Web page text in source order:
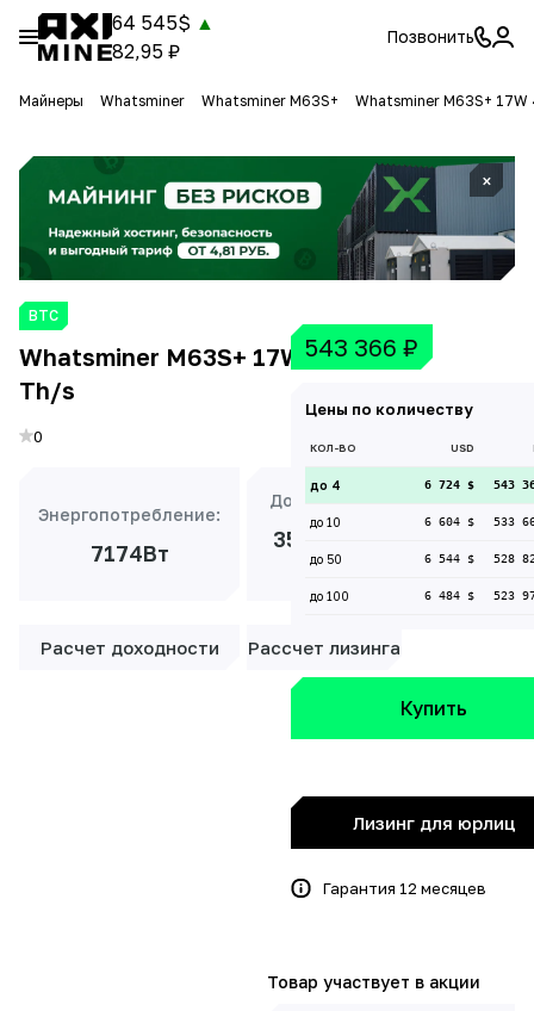
64 545$ ▲
82,95 ₽
Позвонить
Майнеры Whatsminer Whatsminer M63S+ Whatsminer M63S+
×
BTC
Whatsminer M63S+ 17W 422
Th/s
0
Энергопотребление:
7174Вт
Доходность:
35 508 ₽/
мес
Расчет доходности Рассчет лизинга
543 366 ₽
Цены по количеству
КОЛ-ВО USD
до 4 6 724 $ 543
до 10 6 604 $ 533
до 50 6 544 $ 528
до 100 6 484 $ 523
Купить
Лизинг для юрлиц
Гарантия 12 месяцев
Товар участвует в акции